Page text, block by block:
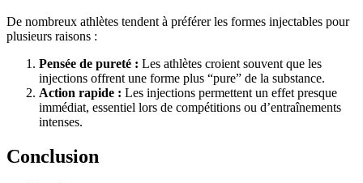
De nombreux athlètes tendent à préférer les formes injectables pour
plusieurs raisons :
Pensée de pureté : Les athlètes croient souvent que les
injections offrent une forme plus “pure” de la substance.
Action rapide : Les injections permettent un effet presque
immédiat, essentiel lors de compétitions ou d’entraînements
intenses.
Conclusion